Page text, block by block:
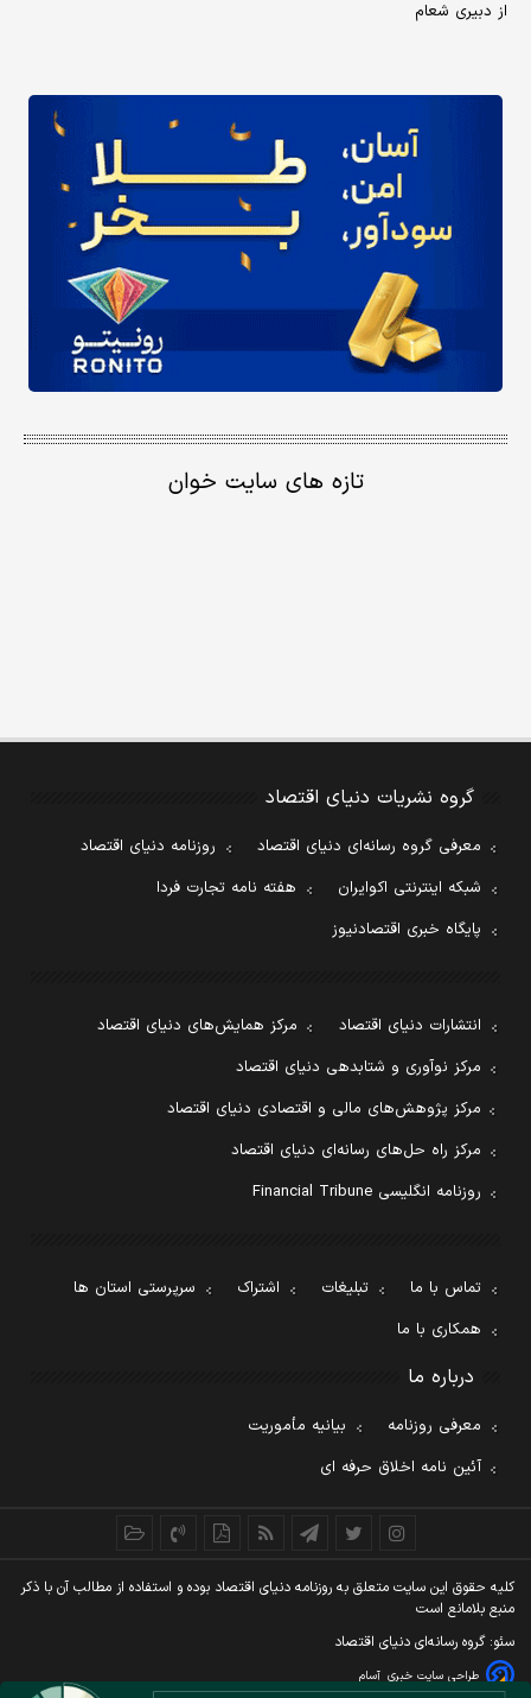
از دبیری شعام
تازه های سایت خوان
گروه نشریات دنیای اقتصاد
معرفی گروه رسانه‌ای دنیای اقتصاد
روزنامه دنیای اقتصاد
شبکه اینترنتی اکوایران
هفته نامه تجارت فردا
پایگاه خبری اقتصادنیوز
انتشارات دنیای اقتصاد
مرکز همایش‌های دنیای اقتصاد
مرکز نوآوری و شتابدهی دنیای اقتصاد
مرکز پژوهش‌های مالی و اقتصادی دنیای اقتصاد
مرکز راه حل‌های رسانه‌ای دنیای اقتصاد
روزنامه انگلیسی Financial Tribune
تماس با ما تبلیغات اشتراک
سرپرستی استان ها
همکاری با ما
درباره ما
معرفی روزنامه
بیانیه مأموریت
آئین نامه اخلاق حرفه ای
کليه حقوق اين سايت متعلق به روزنامه دنيای اقتصاد بوده و استفاده از مطالب آن با ذکر
منبع بلامانع است
سئو: گروه رسانه‌ای دنیای اقتصاد
طراحی سایت خبری آسام